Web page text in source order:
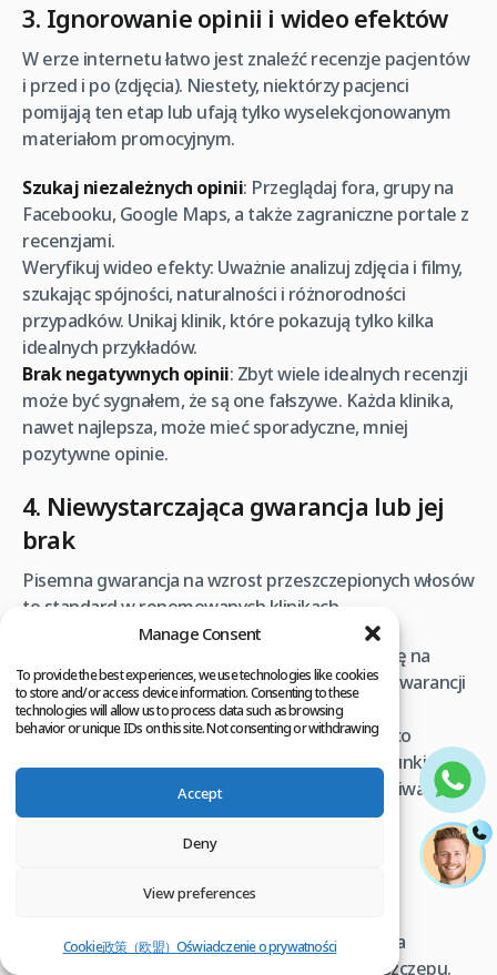
Manage Consent
To provide the best experiences, we use technologies like cookies
to store and/or access device information. Consenting to these
technologies will allow us to process data such as browsing
behavior or unique IDs on this site. Not consenting or withdrawing
Accept
Deny
View preferences
Cookie政策（欧盟）Oświadczenie o prywatności
3. Ignorowanie opinii i wideo efektów
W erze internetu łatwo jest znaleźć recenzje pacjentów
i przed i po (zdjęcia). Niestety, niektórzy pacjenci
pomijają ten etap lub ufają tylko wyselekcjonowanym
materiałom promocyjnym.
Szukaj niezależnych opinii: Przeglądaj fora, grupy na
Facebooku, Google Maps, a także zagraniczne portale z
recenzjami.
Weryfikuj wideo efekty: Uważnie analizuj zdjęcia i filmy,
szukając spójności, naturalności i różnorodności
przypadków. Unikaj klinik, które pokazują tylko kilka
idealnych przykładów.
Brak negatywnych opinii: Zbyt wiele idealnych recenzji
może być sygnałem, że są one fałszywe. Każda klinika,
nawet najlepsza, może mieć sporadyczne, mniej
pozytywne opinie.
4. Niewystarczająca gwarancja lub jej
brak
Pisemna gwarancja na wzrost przeszczepionych włosów
to standard w renomowanych klinikach.
: Nigdy nie zgadzaj się na
przeszczep bez jasno określonych warunków gwarancji
na piśmie.
Niejasne warunki: Upewnij się, że rozumiesz, co
dokładnie obejmuje gwarancja, jakie są jej warunki i co
się stanie, jeśli przeszczep nie przyniesie oczekiwanych
rezultatów.
pooperacyjnej
Zabieg to dopiero początek. Prawidłowa opieka
pooperacyjna jest kluczowa dla sukcesu przeszczepu.